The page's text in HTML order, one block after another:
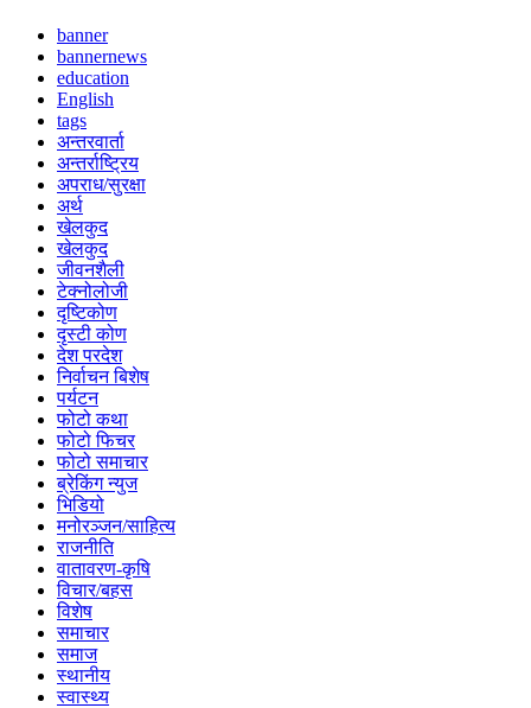
banner
bannernews
education
English
tags
अन्तरवार्ता
अन्तर्राष्ट्रिय
अपराध/सुरक्षा
अर्थ
खेलकुद
खेलकुद
जीवनशैली
टेक्नोलोजी
दृष्टिकोण
दृस्टी कोण
देश परदेश
निर्वाचन बिशेष
पर्यटन
फोटो कथा
फोटो फिचर
फोटो समाचार
ब्रेकिंग न्युज
भिडियो
मनोरञ्जन/साहित्य
राजनीति
वातावरण-कृषि
विचार/बहस
विशेष
समाचार
समाज
स्थानीय
स्वास्थ्य